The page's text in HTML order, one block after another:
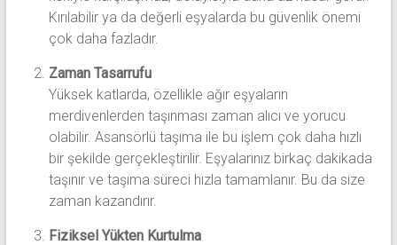
Kırılabilir ya da değerli eşyalarda bu güvenlik önemi
çok daha fazladır.
Zaman Tasarrufu
Yüksek katlarda, özellikle ağır eşyaların
merdivenlerden taşınması zaman alıcı ve yorucu
olabilir. Asansörlü taşıma ile bu işlem çok daha hızlı
bir şekilde gerçekleştirilir. Eşyalarınız birkaç dakikada
taşınır ve taşıma süreci hızla tamamlanır. Bu da size
zaman kazandırır.
Fiziksel Yükten Kurtulma